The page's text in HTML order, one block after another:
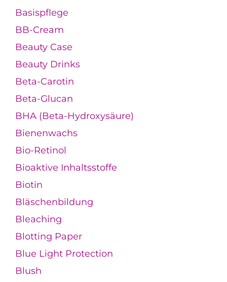
Basispflege
BB-Cream
Beauty Case
Beauty Drinks
Beta-Carotin
Beta-Glucan
BHA (Beta-Hydroxysäure)
Bienenwachs
Bio-Retinol
Bioaktive Inhaltsstoffe
Biotin
Bläschenbildung
Bleaching
Blotting Paper
Blue Light Protection
Blush